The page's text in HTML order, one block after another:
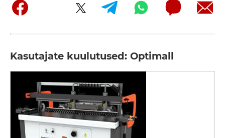
Kasutajate kuulutused: Optimall